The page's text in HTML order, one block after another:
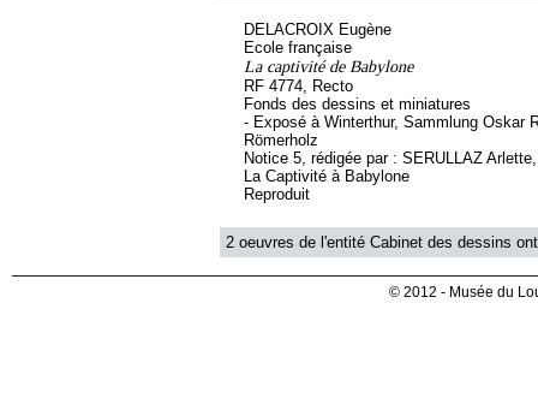
DELACROIX Eugène
Ecole française
La captivité de Babylone
RF 4774, Recto
Fonds des dessins et miniatures
- Exposé à Winterthur, Sammlung Oskar
Römerholz
Notice 5, rédigée par : SERULLAZ
La Captivité à Babylone
Reproduit
2 oeuvres de l'entité Cabinet des dessins
© 2012 - Musée du